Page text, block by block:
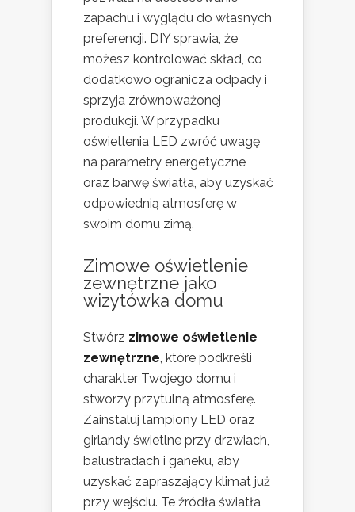
zapachu i wyglądu do własnych
preferencji. DIY sprawia, że
możesz kontrolować skład, co
dodatkowo ogranicza odpady i
sprzyja zrównoważonej
produkcji. W przypadku
oświetlenia LED zwróć uwagę
na parametry energetyczne
oraz barwę światła, aby uzyskać
odpowiednią atmosferę w
swoim domu zimą.
Zimowe oświetlenie
zewnętrzne jako
wizytówka domu
Stwórz zimowe oświetlenie
zewnętrzne, które podkreśli
charakter Twojego domu i
stworzy przytulną atmosferę.
Zainstaluj lampiony LED oraz
girlandy świetlne przy drzwiach,
balustradach i ganeku, aby
uzyskać zapraszający klimat już
przy wejściu. Te źródła światła